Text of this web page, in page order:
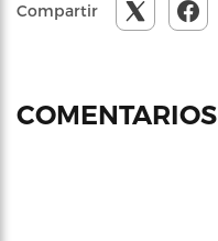
Compartir
COMENTARIOS